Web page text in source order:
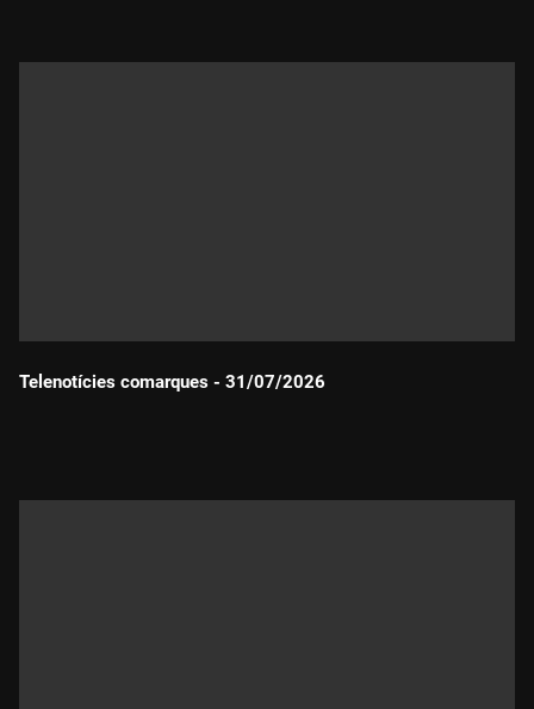
Telenotícies comarques - 31/07/2026